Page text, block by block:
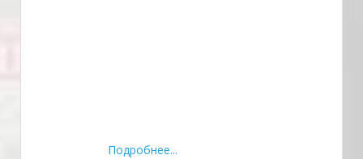
Подробнее...